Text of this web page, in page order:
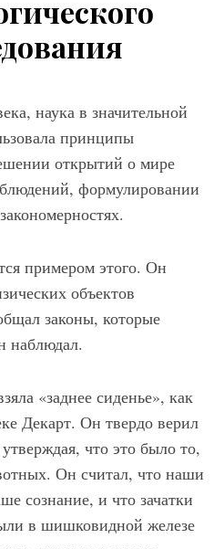
наука в значительной
принципы
открытий о мире
формулировании
примером этого. Он
объектов
законы, которые
наблюдал.
«заднее сиденье», как
Декарт. Он твердо верил
что это было то,
Он считал, что наши
сознание, и что зачатки
в шишковидной железе